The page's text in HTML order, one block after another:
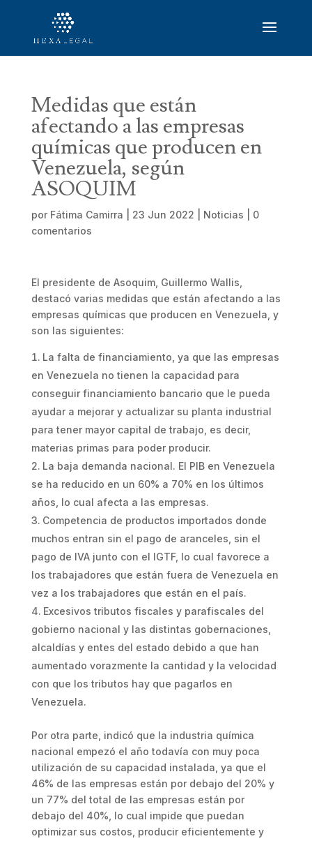
Medidas que están
afectando a las empresas
químicas que producen en
Venezuela, según
ASOQUIM
por Fátima Camirra 23 Jun 2022 Noticias
0
comentarios
El presidente de Asoquim, Guillermo Wallis,
destacó varias medidas que están afectando a las
empresas químicas que producen en Venezuela, y
son las siguientes:
La falta de financiamiento, ya que las empresas
en Venezuela no tienen la capacidad para
conseguir financiamiento bancario que le pueda
ayudar a mejorar y actualizar su planta industrial
para tener mayor capital de trabajo, es decir,
materias primas para poder producir.
La baja demanda nacional. El PIB en Venezuela
se ha reducido en un 60% a 70% en los últimos
años, lo cual afecta a las empresas.
Competencia de productos importados donde
muchos entran sin el pago de aranceles, sin el
pago de IVA junto con el IGTF, lo cual favorece a
los trabajadores que están fuera de Venezuela en
vez a los trabajadores que están en el país.
Excesivos tributos fiscales y parafiscales del
gobierno nacional y las distintas gobernaciones,
alcaldías y entes del estado debido a que han
aumentado vorazmente la cantidad y la velocidad
con que los tributos hay que pagarlos en
Venezuela.
Por otra parte, indicó que la industria química
nacional empezó el año todavía con muy poca
utilización de su capacidad instalada, ya que el
46% de las empresas están por debajo del 20% y
un 77% del total de las empresas están por
debajo del 40%, lo cual impide que puedan
optimizar sus costos, producir eficientemente y